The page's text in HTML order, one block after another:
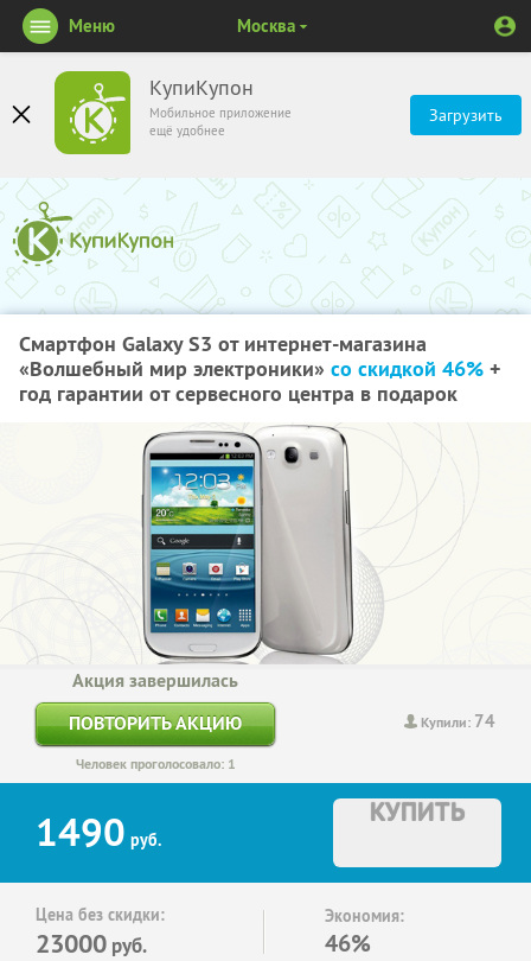
КупиКупон
Мобильное приложение
ещё удобнее
Загрузить
Меню Москва
Смартфон Galaxy S3 от интернет-магазина
«Волшебный мир электроники» со скидкой 46% +
год гарантии от сервесного центра в подарок
Купили: 74
Акция завершилась
ПОВТОРИТЬ АКЦИЮ
Человек проголосовало: 1
1490 руб.
КУПИТЬ
Цена без скидки:
23000 руб.
Экономия:
46%